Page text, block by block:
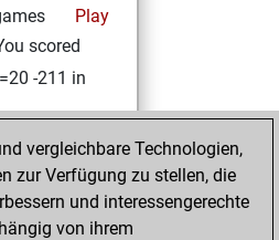
Play
scored
-211 in
August
totalled 14
vergleichbare Technologien,
zur Verfügung zu stellen, die
und interessengerechte
von ihrem